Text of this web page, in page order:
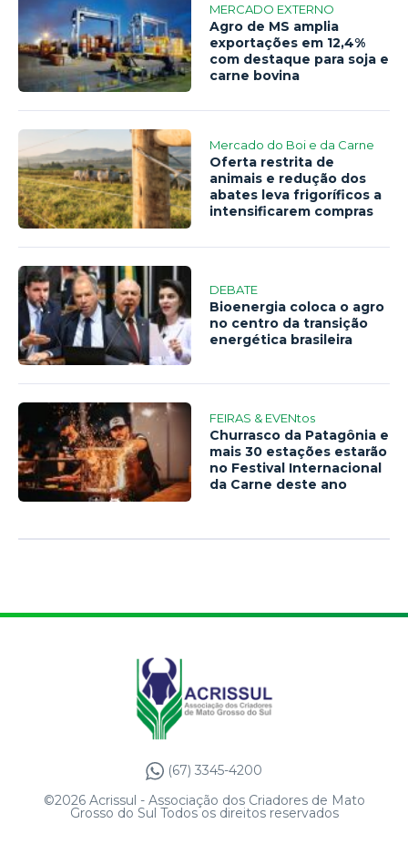
MERCADO EXTERNO
Agro de MS amplia
exportações em 12,4%
com destaque para soja e
carne bovina
Mercado do Boi e da Carne
Oferta restrita de
animais e redução dos
abates leva frigoríficos a
intensificarem compras
DEBATE
Bioenergia coloca o agro
no centro da transição
energética brasileira
FEIRAS & EVENtos
Churrasco da Patagônia e
mais 30 estações estarão
no Festival Internacional
da Carne deste ano
(67) 3345-4200
©2026 Acrissul - Associação dos Criadores de Mato
Grosso do Sul Todos os direitos reservados